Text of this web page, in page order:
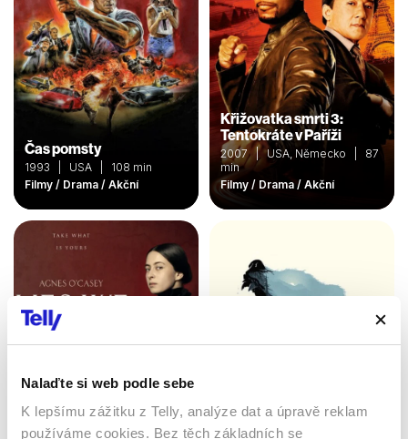
Nalaďte si web podle sebe
K lepšímu zážitku z Telly, analýze dat a úpravě reklam
používáme cookies. Bez těch základních se
Čas pomsty
1993 | USA | 108 min
Filmy / Drama / Akční
Křižovatka smrti 3:
Tentokráte v Paříži
2007 | USA, Německo | 87
min
Filmy / Drama / Akční
V sevření lží
REVENANT
Zmrtvýchvstání